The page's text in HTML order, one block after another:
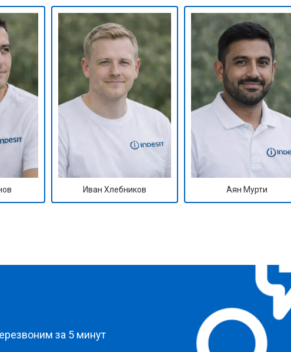
от 50 мин от 1590 ₽
от 60 мин от 1600 ₽
от 40 мин от 1250 ₽
от 60 мин от 1000 ₽
кнопок) от 40 мин от 850 ₽
от 1100 ₽
от 1550 ₽
Иван Хлебников Аян Мурти
за 5 минут